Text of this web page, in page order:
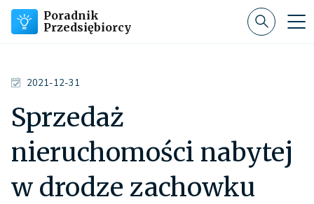
Poradnik
Przedsiębiorcy
2021-12-31
Sprzedaż
nieruchomości nabytej
w drodze zachowku